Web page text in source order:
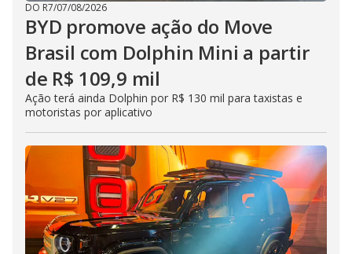
DO R7/07/08/2026
BYD promove ação do Move
Brasil com Dolphin Mini a partir
de R$ 109,9 mil
Ação terá ainda Dolphin por R$ 130 mil para taxistas e
motoristas por aplicativo